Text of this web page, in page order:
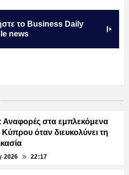
το Business Daily
news
στα εμπλεκόμενα
Κύπρου όταν διευκολύνει τη
2026 22:17